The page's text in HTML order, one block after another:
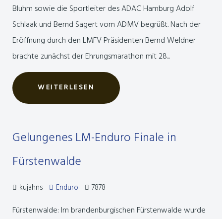
Bluhm sowie die Sportleiter des ADAC Hamburg Adolf
Schlaak und Bernd Sagert vom ADMV begrüßt. Nach der
Eröffnung durch den LMFV Präsidenten Bernd Weldner
brachte zunächst der Ehrungsmarathon mit 28...
WEITERLESEN
Gelungenes LM-Enduro Finale in
Fürstenwalde
kujahns Enduro 7878
Fürstenwalde: Im brandenburgischen Fürstenwalde wurde